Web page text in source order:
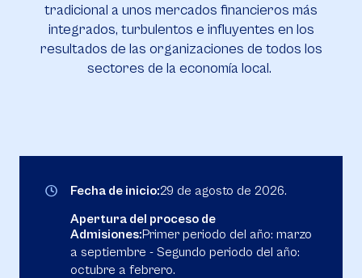
tradicional a unos mercados financieros más
integrados, turbulentos e influyentes en los
resultados de las organizaciones de todos los
sectores de la economía local.
Fecha de inicio:29 de agosto de 2026.
Apertura del proceso de
Admisiones:Primer periodo del año: marzo
a septiembre - Segundo periodo del año:
octubre a febrero.